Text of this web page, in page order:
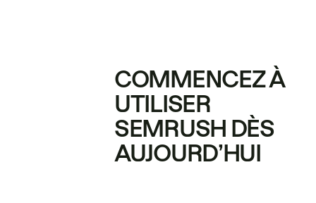
COMMENCEZ À
UTILISER
SEMRUSH DÈS
AUJOURD’HUI